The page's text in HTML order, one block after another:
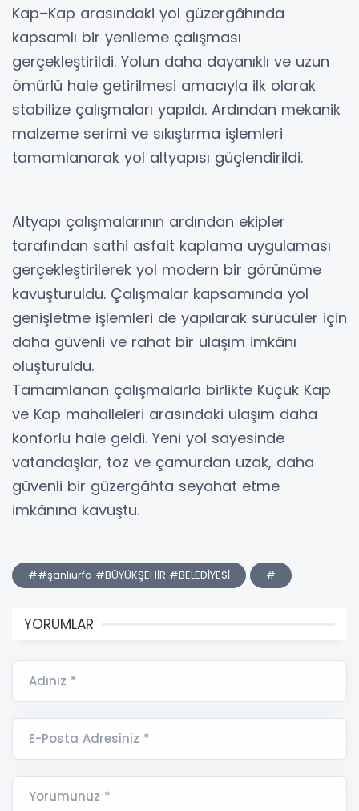
Kap–Kap arasındaki yol güzergâhında
kapsamlı bir yenileme çalışması
gerçekleştirildi. Yolun daha dayanıklı ve uzun
ömürlü hale getirilmesi amacıyla ilk olarak
stabilize çalışmaları yapıldı. Ardından mekanik
malzeme serimi ve sıkıştırma işlemleri
tamamlanarak yol altyapısı güçlendirildi.
Altyapı çalışmalarının ardından ekipler
tarafından sathi asfalt kaplama uygulaması
gerçekleştirilerek yol modern bir görünüme
kavuşturuldu. Çalışmalar kapsamında yol
genişletme işlemleri de yapılarak sürücüler için
daha güvenli ve rahat bir ulaşım imkânı
oluşturuldu.
Tamamlanan çalışmalarla birlikte Küçük Kap
ve Kap mahalleleri arasındaki ulaşım daha
konforlu hale geldi. Yeni yol sayesinde
vatandaşlar, toz ve çamurdan uzak, daha
güvenli bir güzergâhta seyahat etme
imkânına kavuştu.
##şanlıurfa #BÜYÜKŞEHİR #BELEDİYESİ #
YORUMLAR
Adınız *
E-Posta Adresiniz *
Yorumunuz *